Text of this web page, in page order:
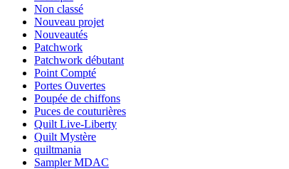
Non classé
Nouveau projet
Nouveautés
Patchwork
Patchwork débutant
Point Compté
Portes Ouvertes
Poupée de chiffons
Puces de couturières
Quilt Live-Liberty
Quilt Mystère
quiltmania
Sampler MDAC